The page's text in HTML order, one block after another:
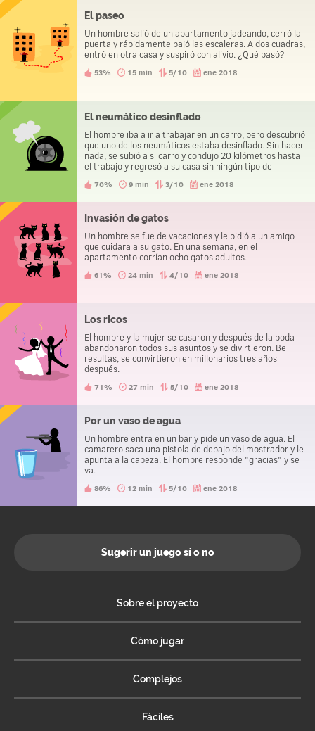
El paseo
Un hombre salió de un apartamento jadeando, cerró la
puerta y rápidamente bajó las escaleras. A dos cuadras,
entró en otra casa y suspiró con alivio. ¿Qué pasó?
53% 15 min 5/10 ene 2018
El neumático desinflado
El hombre iba a ir a trabajar en un carro, pero descubrió
que uno de los neumáticos estaba desinflado. Sin hacer
nada, se subió a si carro y condujo 20 kilómetros hasta
el trabajo y regresó a su casa sin ningún tipo de
70% 9 min 3/10 ene 2018
Invasión de gatos
Un hombre se fue de vacaciones y le pidió a un amigo
que cuidara a su gato. En una semana, en el
apartamento corrían ocho gatos adultos.
61% 24 min 4/10 ene 2018
Los ricos
El hombre y la mujer se casaron y después de la boda
abandonaron todos sus asuntos y se divirtieron. Вe
resultas, se convirtieron en millonarios tres años
después.
71% 27 min 5/10 ene 2018
Por un vaso de agua
Un hombre entra en un bar y pide un vaso de agua. El
camarero saca una pistola de debajo del mostrador y le
apunta a la cabeza. El hombre responde "gracias" y se
va.
86% 12 min 5/10 ene 2018
Sugerir un juego sí o no
Sobre el proyecto
Cómo jugar
Complejos
Fáciles